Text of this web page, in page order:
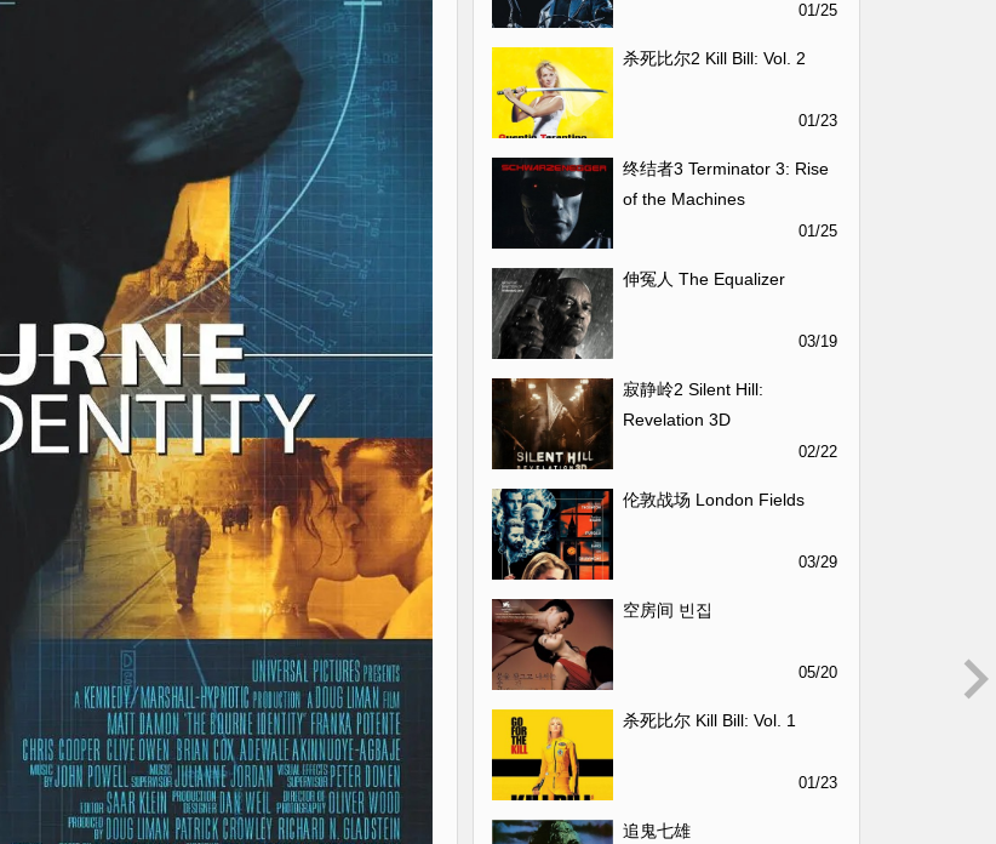
01/25
杀死比尔2 Kill Bill: Vol. 2
01/23
终结者3 Terminator 3: Rise
of the Machines
01/25
伸冤人 The Equalizer
03/19
寂静岭2 Silent Hill:
Revelation 3D
02/22
伦敦战场 London Fields
03/29
空房间 빈집
05/20
杀死比尔 Kill Bill: Vol. 1
01/23
追鬼七雄